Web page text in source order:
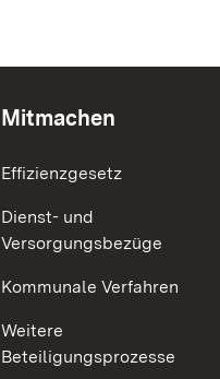
Mitmachen
Effizienzgesetz
Dienst- und
Versorgungsbezüge
Kommunale Verfahren
Weitere
Beteiligungsprozesse